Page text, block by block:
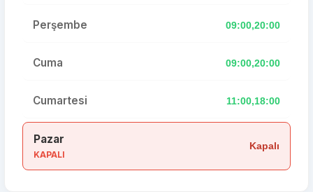
Perşembe 09:00,20:00
Cuma 09:00,20:00
Cumartesi 11:00,18:00
Pazar
KAPALI
Kapalı